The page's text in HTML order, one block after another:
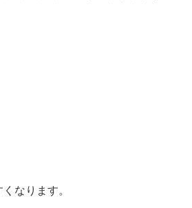
なります。